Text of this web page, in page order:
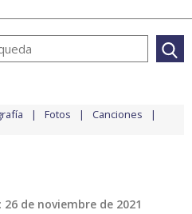
Fotos Canciones
26 de noviembre de 2021